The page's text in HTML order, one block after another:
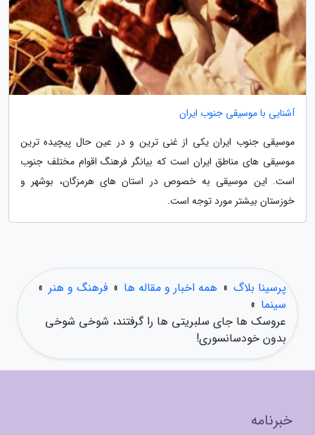
آشنایی با موسیقی جنوب ایران
موسیقی جنوب ایران یکی از غنی ترین و در عین حال پیچیده ترین
موسیقی های مناطق ایران است که بیانگر فرهنگ اقوام مختلف جنوب
است. این موسیقی به خصوص در استان های هرمزگان، بوشهر و
خوزستان بیشتر مورد توجه است.
پرسینا بلاگ » همه اخبار و مقاله ها » فرهنگ و هنر »
سینما »
عروسک ها جای سلبریتی ها را گرفتند، شوخی شوخی
بدون خودسانسوری!
خبرنامه